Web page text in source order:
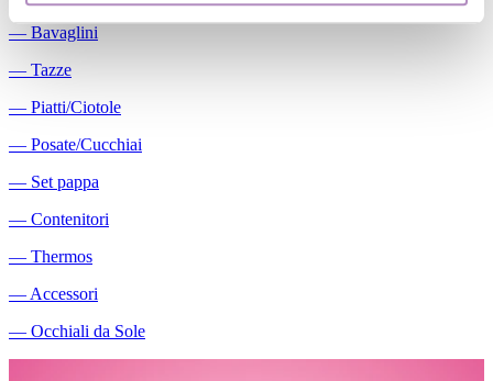
― Bavaglini
― Tazze
― Piatti/Ciotole
― Posate/Cucchiai
― Set pappa
― Contenitori
― Thermos
― Accessori
― Occhiali da Sole